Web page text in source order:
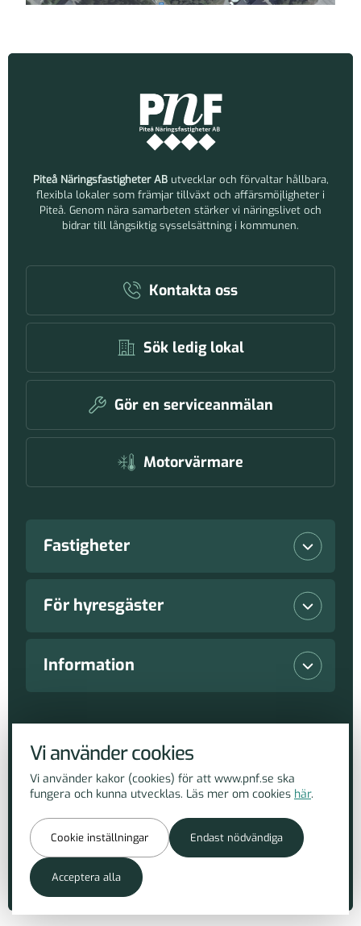
Piteå Näringsfastigheter AButvecklar och förvaltar hållbara,
flexibla lokaler som främjar tillväxt och affärsmöjligheter i
Piteå. Genom nära samarbeten stärker vi näringslivet och
bidrar till långsiktig sysselsättning i kommunen.
Kontakta oss
Sök ledig lokal
Gör en serviceanmälan
Motorvärmare
Fastigheter
Lediga lokaler
Hållbarhetsarbete
För hyresgäster
Vanliga frågor
Lediga lokaler
Information
Kontakt
Inköp
Tillgänglighet
Hantera cookies
Tillbaka till toppen
Vi använder cookies
Vi använder kakor (cookies) för att www.pnf.se ska
fungera och kunna utvecklas. Läs mer om cookies här.
Cookie inställningar Endast nödvändiga
Acceptera alla